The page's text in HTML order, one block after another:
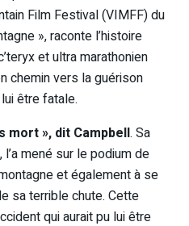
Film Festival (VIMFF) du
», raconte l’histoire
et ultra marathonien
chemin vers la guérison
être fatale.
mort », dit Campbell. Sa
mené sur le podium de
et également à se
sa terrible chute. Cette
qui aurait pu lui être